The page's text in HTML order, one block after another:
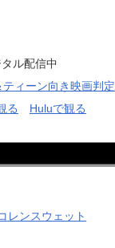
ル配信中
ィーン向き映画判定
る Huluで観る
レンスウェット